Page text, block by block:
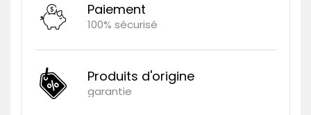
Paiement
100% sécurisé
Produits d'origine
garantie